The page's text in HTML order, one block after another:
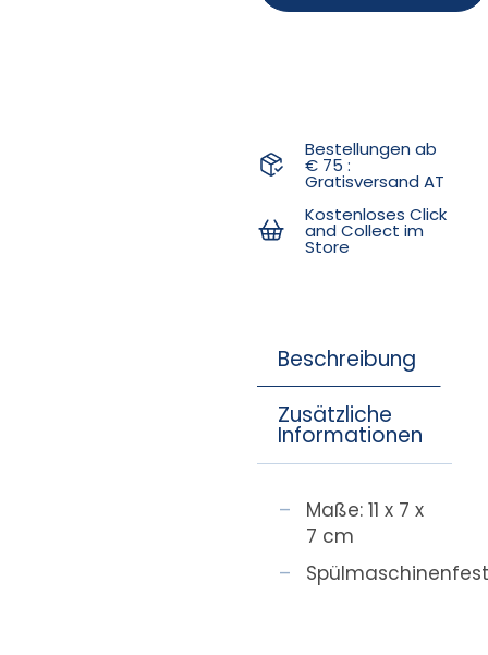
Bestellungen ab
€ 75 :
Gratisversand AT
Kostenloses Click
and Collect im
Store
Beschreibung
Zusätzliche
Informationen
Maße: 11 x 7 x
7 cm